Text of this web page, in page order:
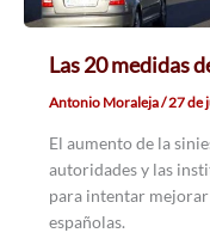
Las 20 medidas
Antonio Moraleja/27 de
El aumento de la
autoridades y las
para intentar
españolas.